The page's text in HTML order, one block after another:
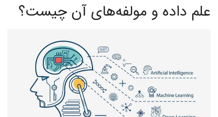
علم داده و مولفه‌های آن چیست؟